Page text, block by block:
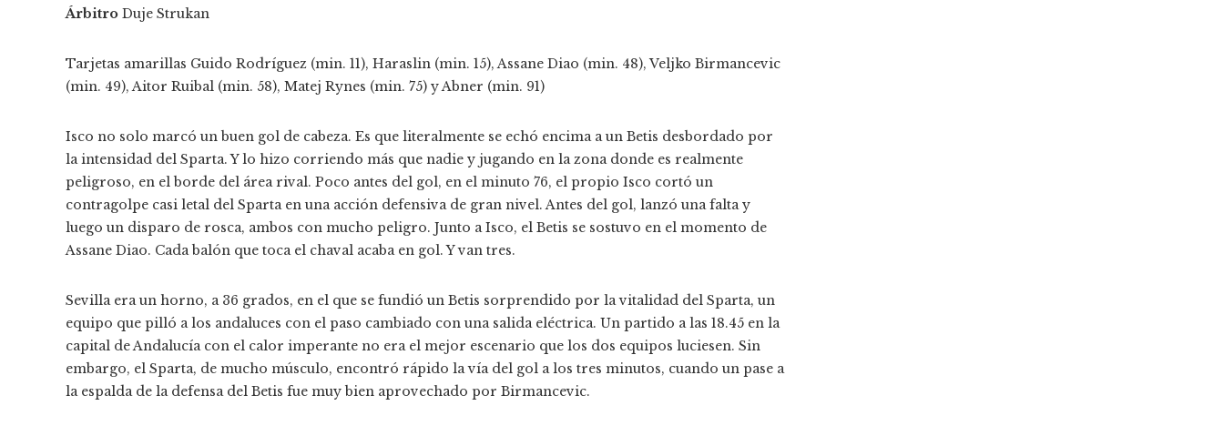
Árbitro Duje Strukan
Tarjetas amarillas Guido Rodríguez (min. 11), Haraslin (min. 15), Assane Diao (min. 48), Veljko Birmancevic
(min. 49), Aitor Ruibal (min. 58), Matej Rynes (min. 75) y Abner (min. 91)
Isco no solo marcó un buen gol de cabeza. Es que literalmente se echó encima a un Betis desbordado por
la intensidad del Sparta. Y lo hizo corriendo más que nadie y jugando en la zona donde es realmente
peligroso, en el borde del área rival. Poco antes del gol, en el minuto 76, el propio Isco cortó un
contragolpe casi letal del Sparta en una acción defensiva de gran nivel. Antes del gol, lanzó una falta y
luego un disparo de rosca, ambos con mucho peligro. Junto a Isco, el Betis se sostuvo en el momento de
Assane Diao. Cada balón que toca el chaval acaba en gol. Y van tres.
Sevilla era un horno, a 36 grados, en el que se fundió un Betis sorprendido por la vitalidad del Sparta, un
equipo que pilló a los andaluces con el paso cambiado con una salida eléctrica. Un partido a las 18.45 en la
capital de Andalucía con el calor imperante no era el mejor escenario que los dos equipos luciesen. Sin
embargo, el Sparta, de mucho músculo, encontró rápido la vía del gol a los tres minutos, cuando un pase a
la espalda de la defensa del Betis fue muy bien aprovechado por Birmancevic.